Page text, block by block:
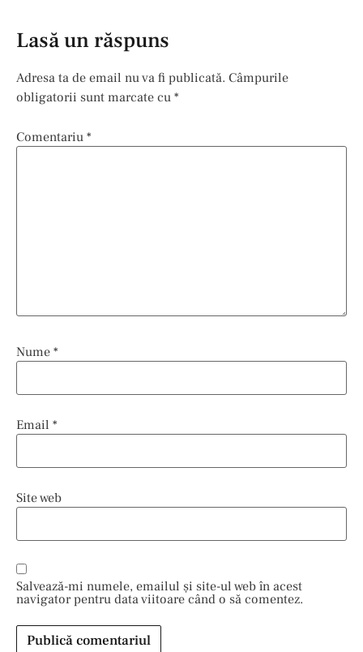
Lasă un răspuns
Adresa ta de email nu va fi publicată. Câmpurile
obligatorii sunt marcate cu *
Comentariu *
Nume *
Email *
Site web
Salvează-mi numele, emailul și site-ul web în acest
navigator pentru data viitoare când o să comentez.